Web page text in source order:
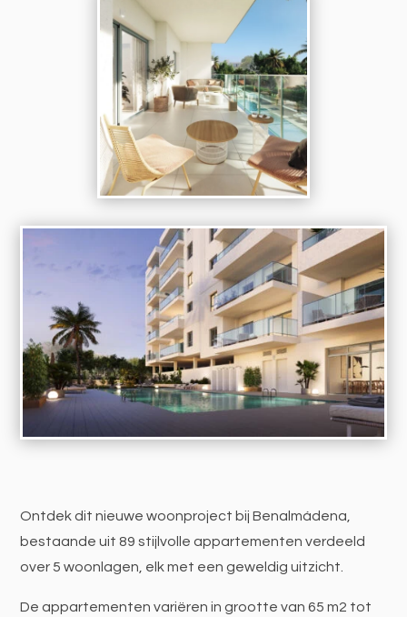
Ontdek dit nieuwe woonproject bij Benalmádena,
bestaande uit 89 stijlvolle appartementen verdeeld
over 5 woonlagen, elk met een geweldig uitzicht.
De appartementen variëren in grootte van 65 m2 tot